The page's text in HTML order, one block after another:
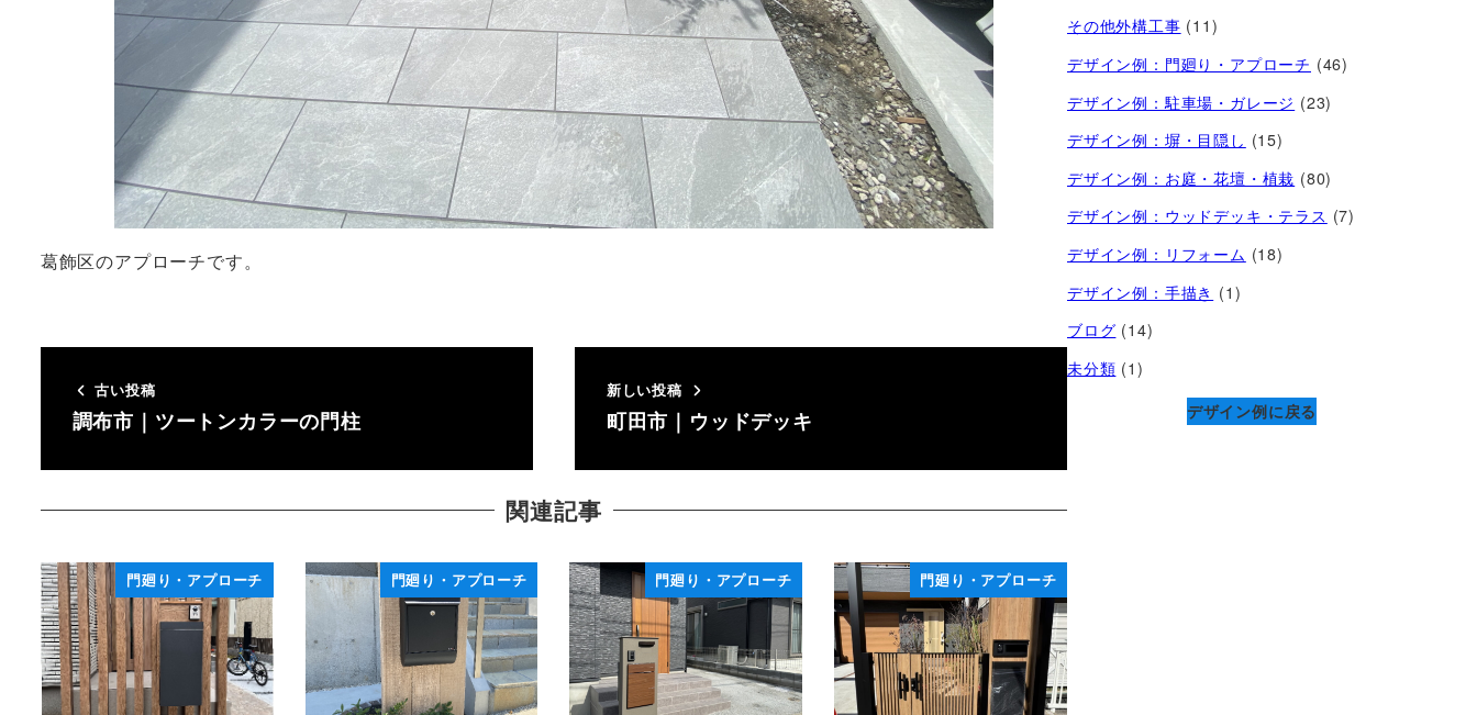
葛飾区のアプローチです。
古い投稿
調布市｜ツートンカラーの門柱
新しい投稿
町田市｜ウッドデッキ
関連記事
門廻り・アプローチ 門廻り・アプローチ 門廻り・アプローチ 門廻り・アプローチ
その他外構工事 (11)
デザイン例：門廻り・アプローチ (46)
デザイン例：駐車場・ガレージ (23)
デザイン例：塀・目隠し (15)
デザイン例：お庭・花壇・植栽 (80)
デザイン例：ウッドデッキ・テラス (7)
デザイン例：リフォーム (18)
デザイン例：手描き (1)
ブログ (14)
未分類 (1)
デザイン例に戻る